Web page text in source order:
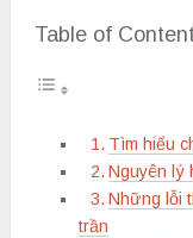
Table of
Tìm hiểu
Nguyên lý
Những lỗi
trần